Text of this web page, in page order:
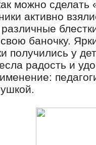
можно сделать
активно
баночку.
получились у
радость и